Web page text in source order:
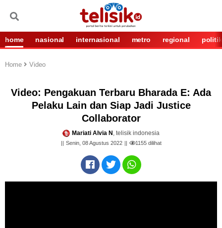
home nasional internasional metro regional politik
Home Video
Video: Pengakuan Terbaru Bharada E: Ada
Pelaku Lain dan Siap Jadi Justice
Collaborator
Mariati Alvia N , telisik indonesia
Senin, 08 Agustus 2022 1155dilihat